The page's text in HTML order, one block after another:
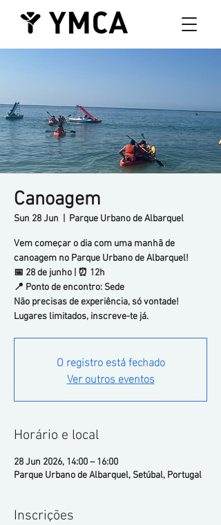
Canoagem
Sun 28 Jun Parque Urbano de Albarquel
Vem começar o dia com uma manhã de
canoagem no Parque Urbano de Albarquel!
📅 28 de junho | ⏰ 12h
📍 Ponto de encontro: Sede
Não precisas de experiência, só vontade!
Lugares limitados, inscreve-te já.
O registro está fechado
Ver outros eventos
Horário e local
28 Jun 2026, 14:00 – 16:00
Parque Urbano de Albarquel, Setúbal, Portugal
Inscrições